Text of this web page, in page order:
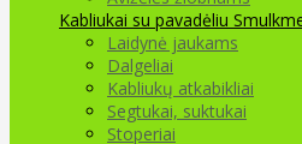
Kabliukai su pavadėliu
Laidynė jaukams
Dalgeliai
Kabliukų atkabikliai
Segtukai, suktukai
Stoperiai